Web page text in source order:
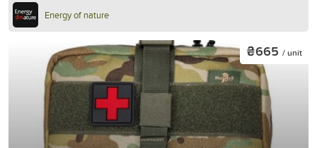
Energy of nature
₴665 / unit